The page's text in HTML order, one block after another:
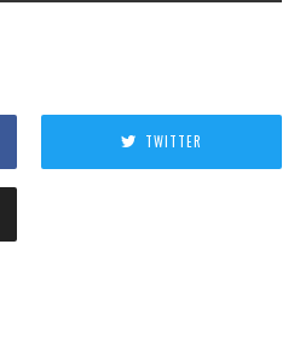
TWITTER